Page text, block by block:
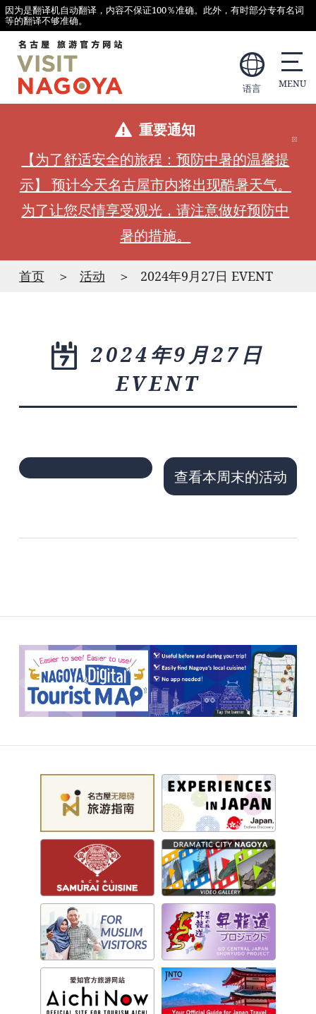
因为是翻译机自动翻译，内容不保证100％准确。此外，有时部分专有名词
等的翻译不够准确。
语言
重要通知
【为了舒适安全的旅程：预防中暑的温馨提
示】 预计今天名古屋市内将出现酷暑天气。
为了让您尽情享受观光，请注意做好预防中
暑的措施。
首页 活动 2024年9月27日 EVENT
2024年9月27日
EVENT
查看本周末的活动